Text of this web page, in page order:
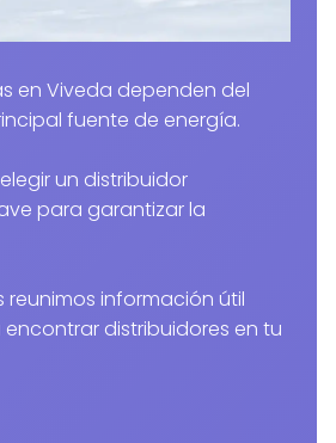
fuente de energía.
un distribuidor
para garantizar la
reunimos información útil
distribuidores en tu